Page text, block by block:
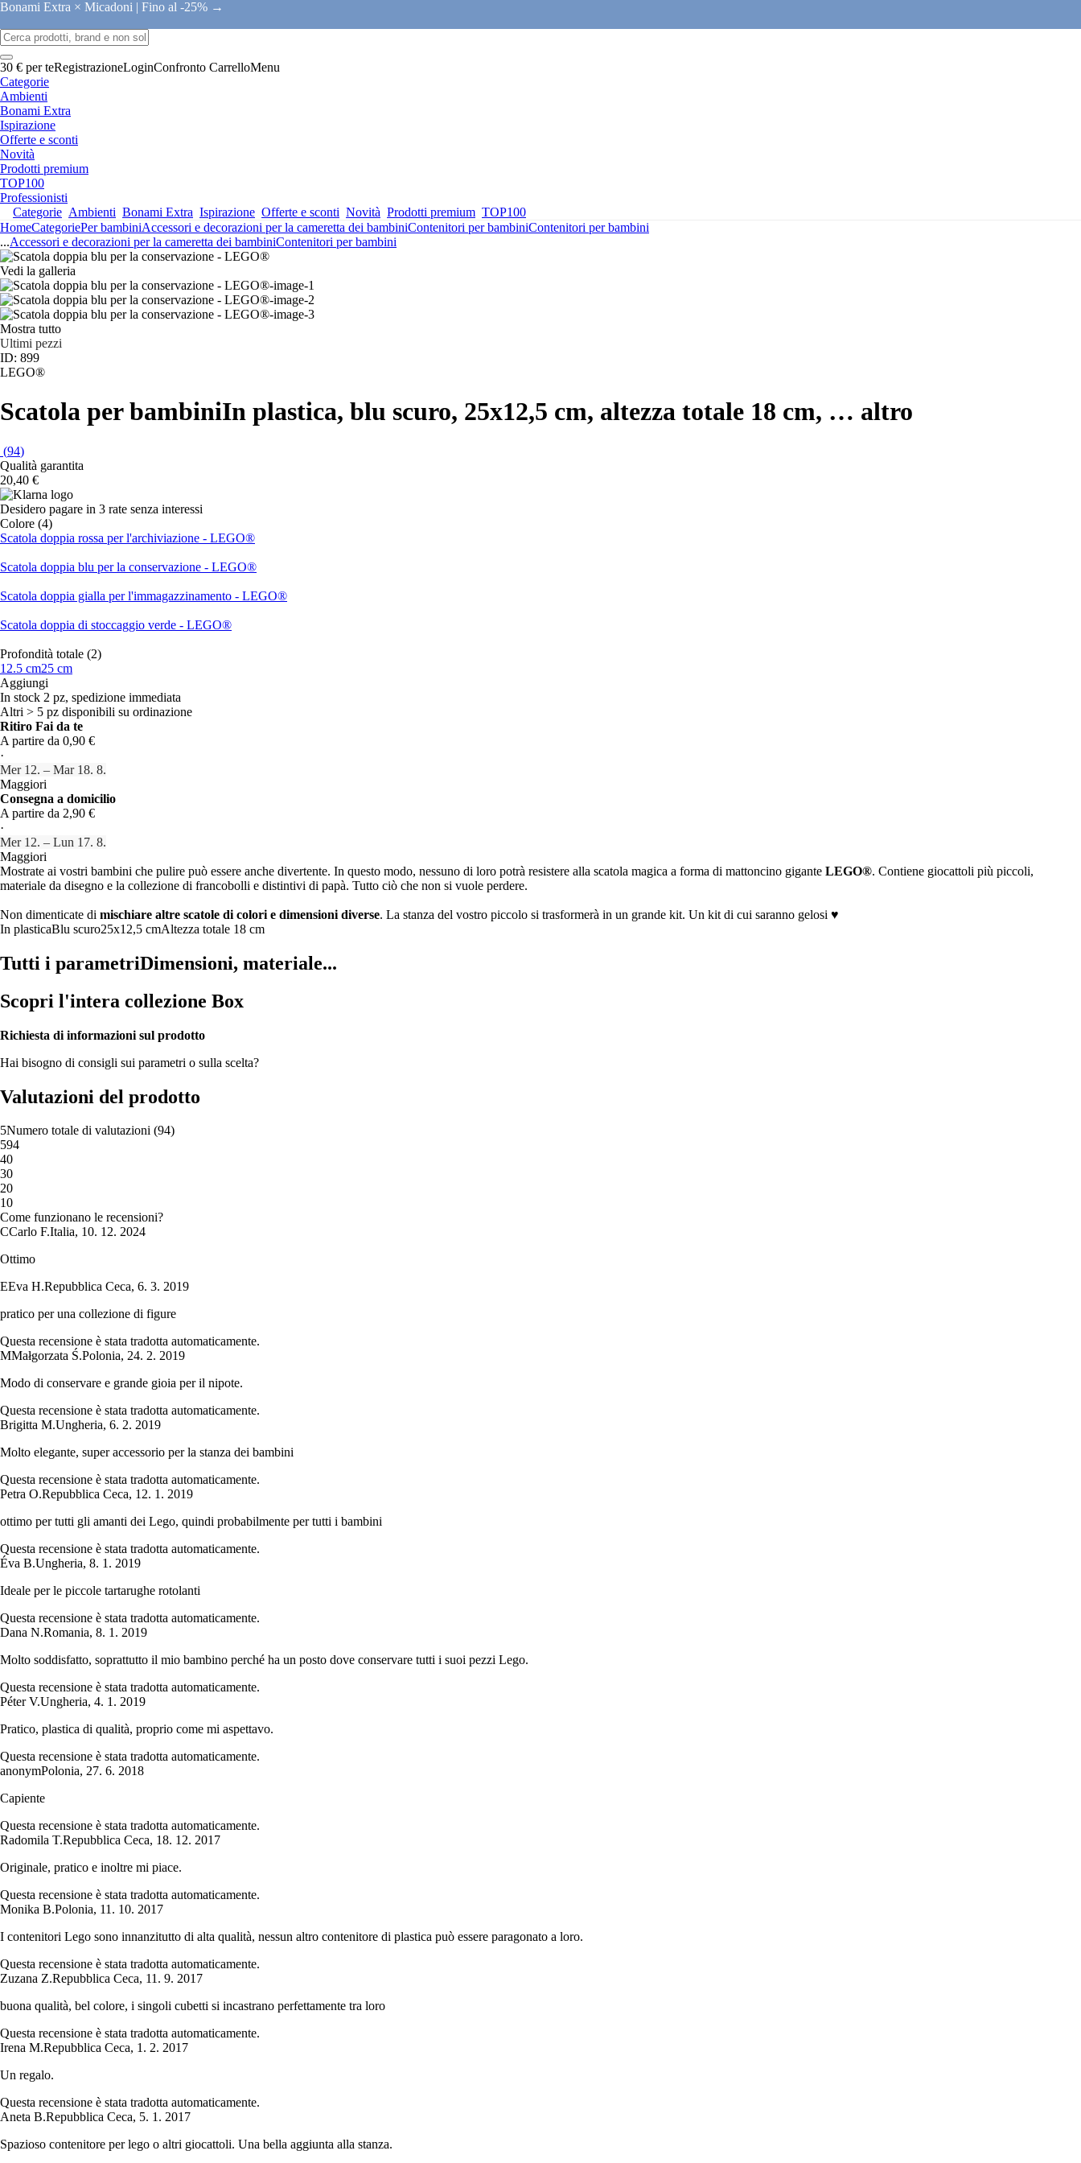
Bonami Extra × Micadoni | Fino al -25% →
30 € per teRegistrazioneLoginConfronto CarrelloMenu
Categorie
Ambienti
Bonami Extra
Ispirazione
Offerte e sconti
Novità
Prodotti premium
TOP100
Professionisti
Categorie Ambienti Bonami Extra Ispirazione Offerte e sconti Novità Prodotti premium TOP100
HomeCategoriePer bambiniAccessori e decorazioni per la cameretta dei bambiniContenitori per bambiniContenitori per bambini
...Accessori e decorazioni per la cameretta dei bambiniContenitori per bambini
Vedi la galleria
Mostra tutto
Ultimi pezzi
ID: 899
LEGO®
Scatola per bambiniIn plastica, blu scuro, 25x12,5 cm, altezza totale 18 cm, … altro
(94)
Qualità garantita
20,40 €
Desidero pagare in 3 rate senza interessi
Colore (4)
Scatola doppia rossa per l'archiviazione - LEGO®
Scatola doppia blu per la conservazione - LEGO®
Scatola doppia gialla per l'immagazzinamento - LEGO®
Scatola doppia di stoccaggio verde - LEGO®
Profondità totale (2)
12.5 cm25 cm
Aggiungi
In stock 2 pz, spedizione immediata
Altri > 5 pz disponibili su ordinazione
Ritiro Fai da te
A partire da 0,90 €
·
Mer 12. – Mar 18. 8.
Maggiori
Consegna a domicilio
A partire da 2,90 €
·
Mer 12. – Lun 17. 8.
Maggiori
Mostrate ai vostri bambini che pulire può essere anche divertente. In questo modo, nessuno di loro potrà resistere alla scatola magica a forma di mattoncino gigante LEGO®. Contiene giocattoli più piccoli,
materiale da disegno e la collezione di francobolli e distintivi di papà. Tutto ciò che non si vuole perdere.
Non dimenticate di mischiare altre scatole di colori e dimensioni diverse. La stanza del vostro piccolo si trasformerà in un grande kit. Un kit di cui saranno gelosi ♥
In plasticaBlu scuro25x12,5 cmAltezza totale 18 cm
Tutti i parametriDimensioni, materiale...
Scopri l'intera collezione Box
Richiesta di informazioni sul prodotto
Hai bisogno di consigli sui parametri o sulla scelta?
Valutazioni del prodotto
5Numero totale di valutazioni (94)
594
40
30
20
10
Come funzionano le recensioni?
CCarlo F.Italia, 10. 12. 2024
Ottimo
EEva H.Repubblica Ceca, 6. 3. 2019
pratico per una collezione di figure
Questa recensione è stata tradotta automaticamente.
MMałgorzata Ś.Polonia, 24. 2. 2019
Modo di conservare e grande gioia per il nipote.
Questa recensione è stata tradotta automaticamente.
Brigitta M.Ungheria, 6. 2. 2019
Molto elegante, super accessorio per la stanza dei bambini
Questa recensione è stata tradotta automaticamente.
Petra O.Repubblica Ceca, 12. 1. 2019
ottimo per tutti gli amanti dei Lego, quindi probabilmente per tutti i bambini
Questa recensione è stata tradotta automaticamente.
Éva B.Ungheria, 8. 1. 2019
Ideale per le piccole tartarughe rotolanti
Questa recensione è stata tradotta automaticamente.
Dana N.Romania, 8. 1. 2019
Molto soddisfatto, soprattutto il mio bambino perché ha un posto dove conservare tutti i suoi pezzi Lego.
Questa recensione è stata tradotta automaticamente.
Péter V.Ungheria, 4. 1. 2019
Pratico, plastica di qualità, proprio come mi aspettavo.
Questa recensione è stata tradotta automaticamente.
anonymPolonia, 27. 6. 2018
Capiente
Questa recensione è stata tradotta automaticamente.
Radomila T.Repubblica Ceca, 18. 12. 2017
Originale, pratico e inoltre mi piace.
Questa recensione è stata tradotta automaticamente.
Monika B.Polonia, 11. 10. 2017
I contenitori Lego sono innanzitutto di alta qualità, nessun altro contenitore di plastica può essere paragonato a loro.
Questa recensione è stata tradotta automaticamente.
Zuzana Z.Repubblica Ceca, 11. 9. 2017
buona qualità, bel colore, i singoli cubetti si incastrano perfettamente tra loro
Questa recensione è stata tradotta automaticamente.
Irena M.Repubblica Ceca, 1. 2. 2017
Un regalo.
Questa recensione è stata tradotta automaticamente.
Aneta B.Repubblica Ceca, 5. 1. 2017
Spazioso contenitore per lego o altri giocattoli. Una bella aggiunta alla stanza.